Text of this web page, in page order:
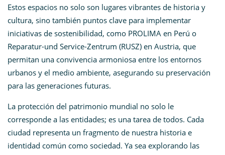
Estos espacios no solo son lugares vibrantes de historia y
cultura, sino también puntos clave para implementar
iniciativas de sostenibilidad, como PROLIMA en Perú o
Reparatur-und Service-Zentrum (RUSZ) en Austria, que
permitan una convivencia armoniosa entre los entornos
urbanos y el medio ambiente, asegurando su preservación
para las generaciones futuras.
La protección del patrimonio mundial no solo le
corresponde a las entidades; es una tarea de todos. Cada
ciudad representa un fragmento de nuestra historia e
identidad común como sociedad. Ya sea explorando las